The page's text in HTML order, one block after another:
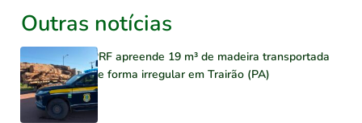
Outras notícias
PRF apreende 19 m³ de madeira transportada
de forma irregular em Trairão (PA)